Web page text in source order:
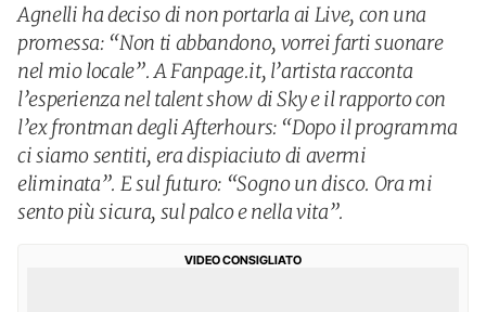
Agnelli ha deciso di non portarla ai Live, con una
promessa: “Non ti abbandono, vorrei farti suonare
nel mio locale”. A Fanpage.it, l’artista racconta
l’esperienza nel talent show di Sky e il rapporto con
l’ex frontman degli Afterhours: “Dopo il programma
ci siamo sentiti, era dispiaciuto di avermi
eliminata”. E sul futuro: “Sogno un disco. Ora mi
sento più sicura, sul palco e nella vita”.
VIDEO CONSIGLIATO